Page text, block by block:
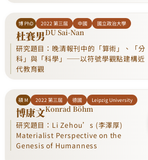
博 PhD 2022 第三屆 中國 國立政治大學
杜賽男DU Sai-Nan
研究題目：晚清報刊中的「算術」、「分
科」與「科學」——以符號學觀點建構近
代教育觀
碩 M 2022 第三屆 德國 Leipzig University
博康文Konrad Böhm
研究題目：Li Zehou’s (李澤厚)
Materialist Perspective on the
Genesis of Humanness